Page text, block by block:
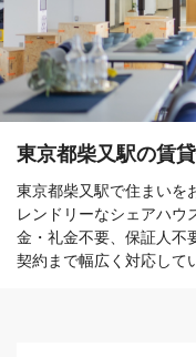
東京都柴又駅の賃
東京都柴又駅で住まいを
レンドリーなシェアハウ
金・礼金不要、保証人不
契約まで幅広く対応して